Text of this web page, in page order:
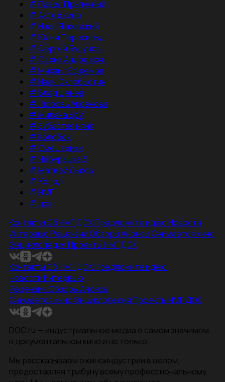
#Павел Прилучный
#Актер кино
#Иван Янковский
#Юлия Пересильд
#Сергей Бурунов
#Сарик Андреасян
#Михаил Ефремов
#Иван Охлобыстин
#Влад Ценев
#Любовь Аксенова
#Милана Бру
#Зубастая няня
#Колобок
#Смешарики
#Чебурашка 3
#Матвей Лыков
#Холод
#НМГ
#док
КонтактыОб НМГ ДОКПредложите идеюНовости
ИнтервьюРецензииОбзорыАнонсыСнимается кино
ЭнциклопедияПроекты НМГ ДОК
КонтактыОб НМГ ДОКПредложите идею
НовостиИнтервью
РецензииОбзорыАнонсы
Снимается кино ЭнциклопедияПроекты НМГ ДОК
DOC.ru — индустриальное медиа о самом значимом
в документальном кино и не только.
Мы рассказываем о киноиндустрии в целом,
предоставляя трибуну всему профессиональному